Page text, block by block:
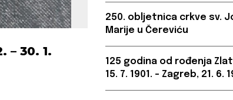
– 30. 1.
250. obljetnica crkve sv.
Marije u Čereviću
125 godina od rođenja
15. 7. 1901. – Zagreb, 21. 6.